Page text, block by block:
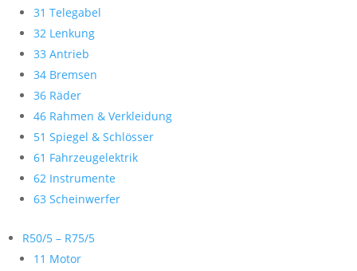
31 Telegabel
32 Lenkung
33 Antrieb
34 Bremsen
36 Räder
46 Rahmen & Verkleidung
51 Spiegel & Schlösser
61 Fahrzeugelektrik
62 Instrumente
63 Scheinwerfer
R50/5 – R75/5
11 Motor